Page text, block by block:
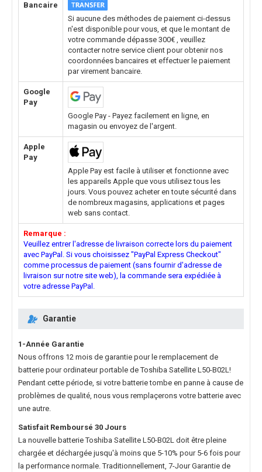
Bancaire
Si aucune des méthodes de paiement ci-dessus
n'est disponible pour vous, et que le montant de
votre commande dépasse 300€ , veuillez
contacter notre service client pour obtenir nos
coordonnées bancaires et effectuer le paiement
par virement bancaire.
Google
Pay
Google Pay - Payez facilement en ligne, en
magasin ou envoyez de l'argent.
Apple
Pay
Apple Pay est facile à utiliser et fonctionne avec
les appareils Apple que vous utilisez tous les
jours. Vous pouvez acheter en toute sécurité dans
de nombreux magasins, applications et pages
web sans contact.
Remarque :
Veuillez entrer l'adresse de livraison correcte lors du paiement
avec PayPal. Si vous choisissez "PayPal Express Checkout"
comme processus de paiement (sans fournir d'adresse de
livraison sur notre site web), la commande sera expédiée à
votre adresse PayPal.
Garantie
1-Année Garantie
Nous offrons 12 mois de garantie pour le remplacement de
batterie pour ordinateur portable de Toshiba Satellite L50-B02L!
Pendant cette période, si votre batterie tombe en panne à cause de
problèmes de qualité, nous vous remplaçerons votre batterie avec
une autre.
Satisfait Remboursé 30 Jours
La nouvelle batterie Toshiba Satellite L50-B02L doit être pleine
chargée et déchargée jusqu'à moins que 5-10% pour 5-6 fois pour
la performance normale. Traditionnellement, 7-Jour Garantie de